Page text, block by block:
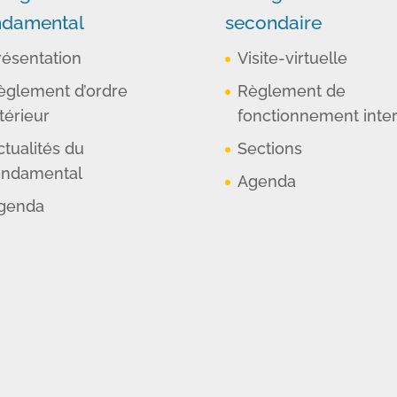
d’ordre
du
secondaire
Visite-virtuelle
Règlement de
fonctionnement
Sections
Agenda